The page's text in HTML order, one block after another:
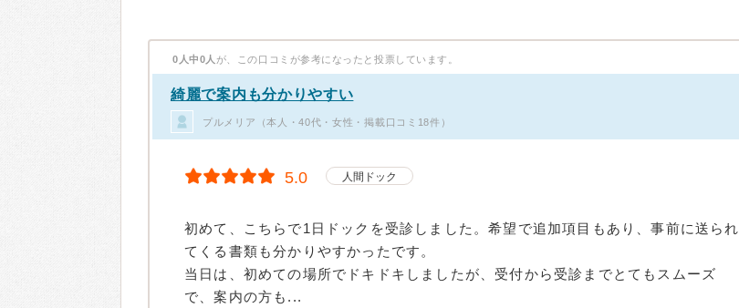
0人中0人 が、この口コミが参考になったと投票しています。
綺麗で案内も分かりやすい
プルメリア（本人・40代・女性・掲載口コミ18件）
5.0 人間ドック
初めて、こちらで1日ドックを受診しました。希望で追加項目もあり、事前に送られ
てくる書類も分かりやすかったです。
当日は、初めての場所でドキドキしましたが、受付から受診までとてもスムーズ
で、案内の方も...